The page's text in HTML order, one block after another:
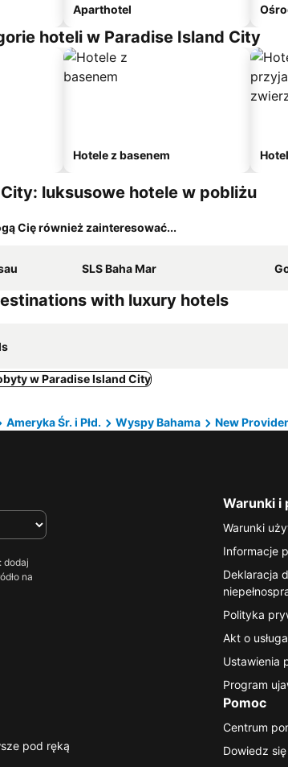
Aparthotel
hoteli w Paradise Island City
Hotele z basenem
luksusowe hotele w pobliżu
Cię również zainteresować...
SLS Baha Mar
with luxury hotels
w Paradise Island City
Ameryka Śr. i Płd. Wyspy Bahama New
dodaj
na
pod ręką
Warunki i
Warunki
Informacje
Deklaracja
Polityka
Akt o
Ustawienia
Program
Pomoc
Centrum
Dowiedz